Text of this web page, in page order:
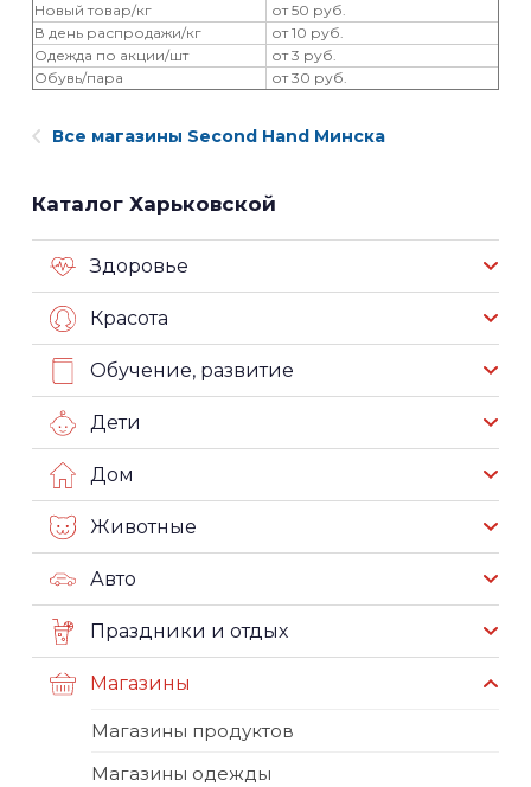
Новый товар/кг
от 50 руб.
В день распродажи/кг
от 10 руб.
Одежда по акции/шт
от 3 руб.
Обувь/пара
от 30 руб.
Все магазины Second Hand Минска
Каталог Харьковской
Здоровье
Красота
Обучение, развитие
Дети
Дом
Животные
Авто
Праздники и отдых
Магазины
Магазины продуктов
Магазины одежды